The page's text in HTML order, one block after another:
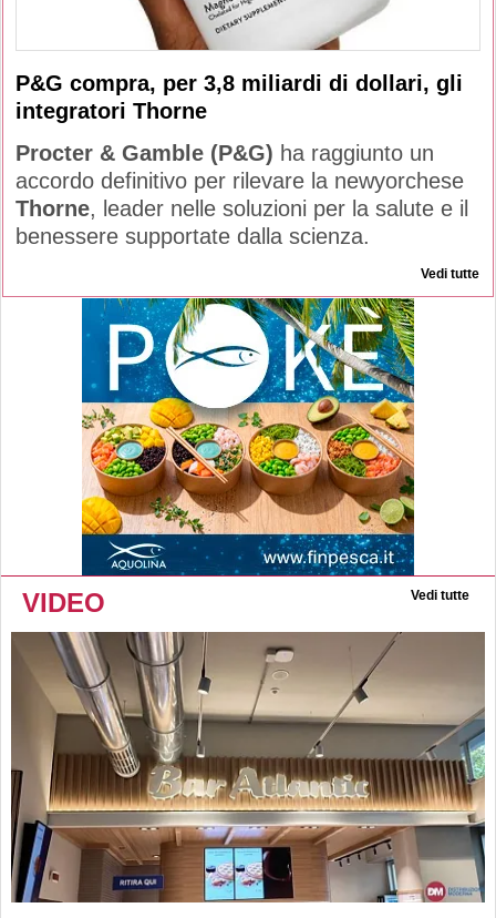
P&G compra, per 3,8 miliardi di dollari, gli
integratori Thorne
Procter & Gamble (P&G) ha raggiunto un
accordo definitivo per rilevare la newyorchese
Thorne, leader nelle soluzioni per la salute e il
benessere supportate dalla scienza.
Vedi tutte
VIDEO Vedi tutte